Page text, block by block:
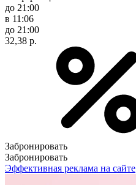
до 21:00
в 11:06
до 21:00
32,38 р.
Забронировать
Забронировать
Эффективная реклама на сайте